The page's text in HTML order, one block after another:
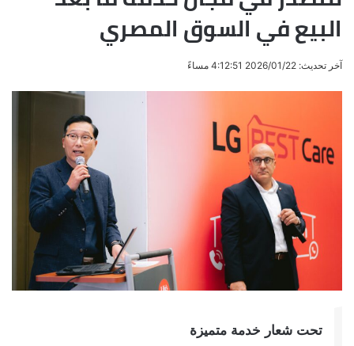
البيع في السوق المصري
آخر تحديث: 2026/01/22 4:12:51 مساءً
تحت شعار خدمة متميزة